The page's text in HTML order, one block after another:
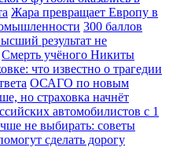
Жара превращает Европу в
300 баллов
результат не
Смерть учёного Никиты
что известно о трагедии
ОСАГО по новым
но страховка начнёт
автомобилистов с 1
не выбирать: советы
сделать дорогу